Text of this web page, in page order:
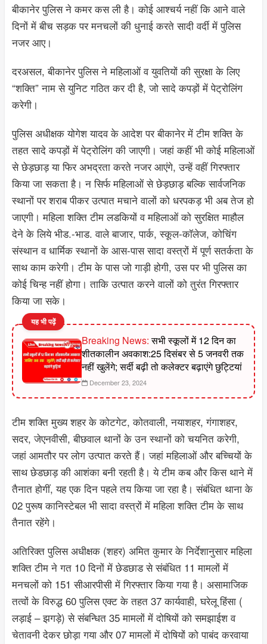
बीकानेर पुलिस ने कमर कस ली है। कोई आश्चर्य नहीं कि आने वाले
दिनों में बीच सड़क पर मनचलों की धुनाई करते सादी वर्दी में पुलिस
नजर आए।
दरअसल, बीकानेर पुलिस ने महिलाओं व युवतियों की सुरक्षा के लिए
“शक्ति” नाम से युनिट गठित कर दी है, जो सादे कपड़ों में पेट्रोलिंग
करेगी।
पुलिस अधीक्षक योगेश यादव के आदेश पर बीकानेर में टीम शक्ति के
तहत सादे कपड़ों में पेट्रोलिंग की जाएगी। जहां कहीं भी कोई महिलाओं
से छेड़छाड़ या फिर अभद्रता करते नजर आएंगे, उन्हें वहीं गिरफ्तार
किया जा सकता है। न सिर्फ महिलाओं से छेड़छाड़ बल्कि सार्वजनिक
स्थानों पर शराब पीकर उत्पात मचाने वालों को धरपकड़ भी अब तेज हो
जाएगी। महिला शक्ति टीम लडकियों व महिलाओं को सुरक्षित माहौल
देने के लिये भीड.-भाड. वाले बाजार, पार्क, स्कूल-कॉलेज, कोचिंग
संस्थान व धार्मिक स्थानों के आस-पास सादा वस्त्रों में पूर्ण सतर्कता के
साथ काम करेगी। टीम के पास जो गाड़ी होगी, उस पर भी पुलिस का
कोई चिन्ह नहीं होगा। ताकि उत्पात करने वालों को तुरंत गिरफ्तार
किया जा सके।
यह भी पढ़ें
Breaking News:सभी स्कूलों में 12 दिन का
शीतकालीन अवकाश:25 दिसंबर से 5 जनवरी तक
नहीं खुलेंगे; सर्दी बढ़ी तो कलेक्टर बढ़ाएंगे छुट्टियां
December 23, 2024
टीम शक्ति मुख्य शहर के कोटगेट, कोतवाली, नयाशहर, गंगाशहर,
सदर, जेएनवीसी, बीछवाल थानों के उन स्थानों को चयनित करेगी,
जहां आमतौर पर लोग उत्पात करते हैं। जहां महिलाओं और बच्चियों के
साथ छेडछाड़ की आशंका बनी रहती है। ये टीम कब और किस थाने में
तैनात होगीं, यह एक दिन पहले तय किया जा रहा है। संबंधित थाना के
02 पुरूष कानिस्टेबल भी सादा वस्त्रों में महिला शक्ति टीम के साथ
तैनात रहेंगे।
अतिरिक्त पुलिस अधीक्षक (शहर) अमित कुमार के निर्देशानुसार महिला
शक्ति टीम ने गत 10 दिनों में छेडछाड से संबंधित 11 मामलों में
मनचलों को 151 सीआरपीसी में गिरफ्तार किया गया है। असामाजिक
तत्वों के विरुद्ध 60 पुलिस एक्ट के तहत 37 कार्यवाही, घरेलू हिंसा (
लड़ाई – झगड़े) से संबन्धित 35 मामलों में दोषियों को समझाईश व
चेतावनी देकर छोड़ा गया और 07 मामलों में दोषियों को पाबंद करवाया